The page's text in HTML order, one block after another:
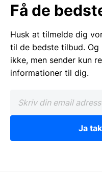
Få de
Husk at tilmelde dig
til de bedste tilbud. Og
ikke, men sender kun
informationer til dig.
Ja